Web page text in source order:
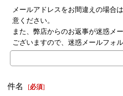
メールアドレスをお間違えの場合
意ください。
また、弊店からのお返事が迷惑メ
ございますので、迷惑メールフォ
件名 [必須]